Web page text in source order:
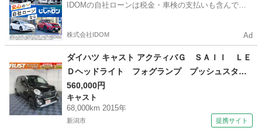
IDOMの自社ローンは税金・車検の支払いも含んでい
株式会社IDOM Ad
ダイハツ キャスト アクティバＧ ＳＡＩＩ ＬＥ
Ｄヘッドライト フォグランプ プッシュスター
ト スマートキー２個 オートエアコン オート
ライト ナビ ＴＶ ＴＶキャンセラー ＢＴオ
ーディオ バックカメラ ＥＴＣ （車検整備付）
560,000円
キャスト
68,000km 2015年
新潟市 提携サイト